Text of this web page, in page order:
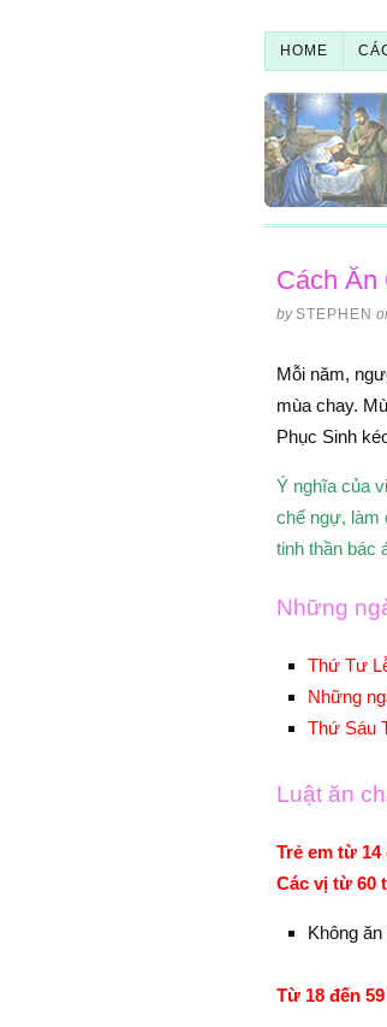
HOME
Cách Ăn
by STEPHEN
Mỗi năm,
mùa chay.
Phục Sinh
Ý nghĩa của
chế ngự, làm
tinh thần bác
Những
Thứ Tư
Những
Thứ Sáu
Luật ăn
Trẻ em từ 14
Các vị từ 60
Không
Từ 18 đến